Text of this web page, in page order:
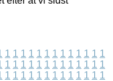
1 1 1 1 1 1 1 1 1 1 1 1 1
1 1 1 1 1 1 1 1 1 1 1 1 1
1 1 1 1 1 1 1 1 1 1 1 1 1